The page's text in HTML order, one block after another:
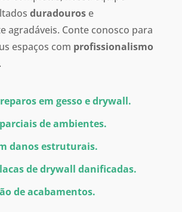
duradourose
agradáveis. Conte conosco para
espaços com profissionalismo
.
em gesso e drywall.
de ambientes.
danos estruturais.
de drywall danificadas.
de acabamentos.